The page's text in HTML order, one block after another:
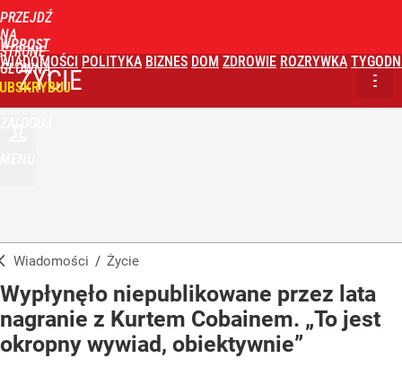
PRZEJDŹ
NA
STRONĘ
GŁÓWNĄ
WPROST
WIADOMOŚCI POLITYKA BIZNES DOM ZDROWIE ROZRYWKA
ŻYCIE
Wiadomości / Życie
Wypłynęło niepublikowane przez lata
nagranie z Kurtem Cobainem. „To jest
okropny wywiad, obiektywnie”